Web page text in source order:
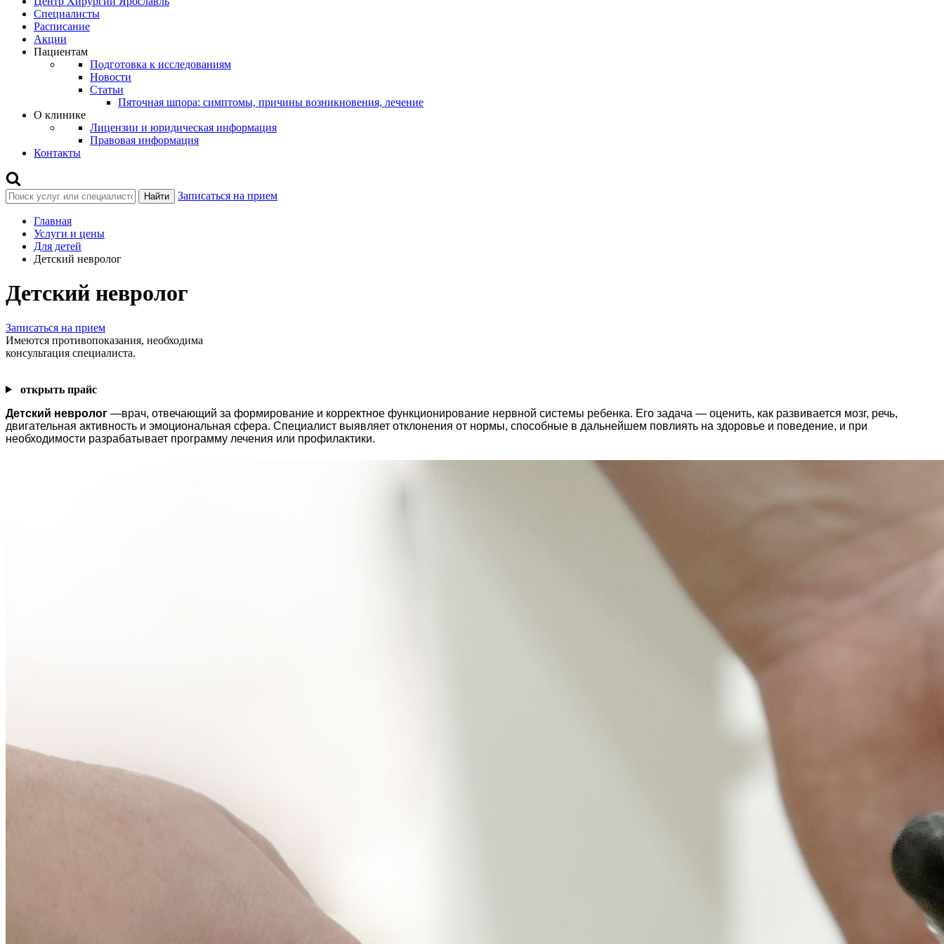
Специалисты
Расписание
Акции
Пациентам
Подготовка к исследованиям
Новости
Статьи
Пяточная шпора: симптомы, причины возникновения, лечение
О клинике
Лицензии и юридическая информация
Правовая информация
Контакты
Найти Записаться на прием
Главная
Услуги и цены
Для детей
Детский невролог
Детский невролог
Записаться на прием
Имеются противопоказания, необходима
консультация специалиста.
открыть прайс
Детский невролог —врач, отвечающий за формирование и корректное функционирование нервной системы ребенка. Его задача — оценить, как развивается мозг, речь,
двигательная активность и эмоциональная сфера. Специалист выявляет отклонения от нормы, способные в дальнейшем повлиять на здоровье и поведение, и при
необходимости разрабатывает программу лечения или профилактики.